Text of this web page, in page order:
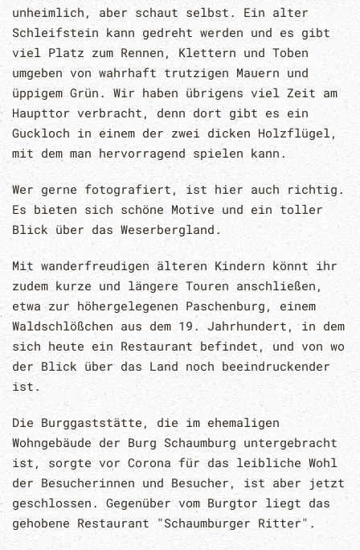
unheimlich, aber schaut selbst. Ein alter
Schleifstein kann gedreht werden und es gibt
viel Platz zum Rennen, Klettern und Toben
umgeben von wahrhaft trutzigen Mauern und
üppigem Grün. Wir haben übrigens viel Zeit am
Haupttor verbracht, denn dort gibt es ein
Guckloch in einem der zwei dicken Holzflügel,
mit dem man hervorragend spielen kann.
Wer gerne fotografiert, ist hier auch richtig.
Es bieten sich schöne Motive und ein toller
Blick über das Weserbergland.
Mit wanderfreudigen älteren Kindern könnt ihr
zudem kurze und längere Touren anschließen,
etwa zur höhergelegenen Paschenburg, einem
Waldschlößchen aus dem 19. Jahrhundert, in dem
sich heute ein Restaurant befindet, und von wo
der Blick über das Land noch beeindruckender
ist.
Die Burggaststätte, die im ehemaligen
Wohngebäude der Burg Schaumburg untergebracht
ist, sorgte vor Corona für das leibliche Wohl
der Besucherinnen und Besucher, ist aber jetzt
geschlossen. Gegenüber vom Burgtor liegt das
gehobene Restaurant "Schaumburger Ritter".